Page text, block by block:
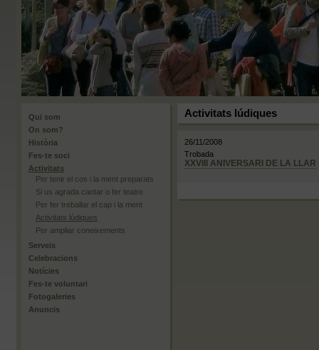
Qui som
On som?
Història
Fes-te soci
Activitats
Per tenir el cos i la ment preparats
Si us agrada cantar o fer teatre
Per fer treballar el cap i la ment
Activitats lúdiques
Per ampliar coneixements
Serveis
Celebracions
Notícies
Fes-te voluntari
Fotogaleries
Anuncis
Activitats lúdiques
26/11/2008
Trobada
XXVIII ANIVERSARI DE LA LLAR